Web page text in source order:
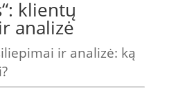
klientų
analizė
ir analizė: ką